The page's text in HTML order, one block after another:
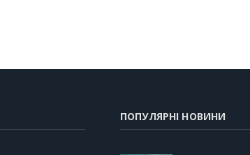
ПОПУЛЯРНІ НОВИНИ